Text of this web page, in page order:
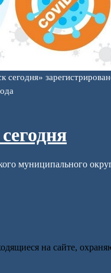
сегодня»
муниципального
на сайте,